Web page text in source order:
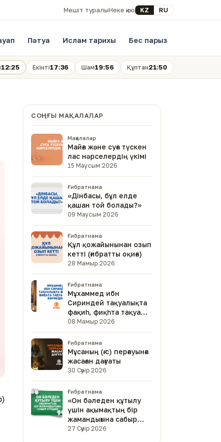
Мешіт туралыНеке қиюSelect your language
KZ RU
Пәтуа Ислам тарихы Бес парыз
12:25 Екінті17:36 Шам19:56 Құптан21:50
СОҢҒЫ МАҚАЛАЛАР
Мақалалар
Майға және суға түскен
лас нәрселердің үкімі
15 Маусым 2026
Ғибратнама
«Дінбасы, бұл елде
қашан той болады?»
09 Маусым 2026
Ғибратнама
Құл қожайынынан озып
кетті (ғибратты оқиға)
28 Мамыр 2026
Ғибратнама
Мұхаммед ибн
Сириндей тақуалықта
фақиһ, фиқһта тақуа
адам көрмедім
08 Мамыр 2026
Ғибратнама
Мұсаның (ғ.с) перғауынға
жасаған дағуаты
30 Сәуір 2026
Ғибратнама
«Он бәледен құтылу
үшін ақымақтың бір
жамандығына сабыр
етіңдер»
27 Сәуір 2026